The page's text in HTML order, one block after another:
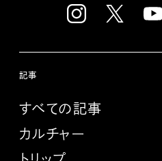
記事
すべての記事
カルチャー